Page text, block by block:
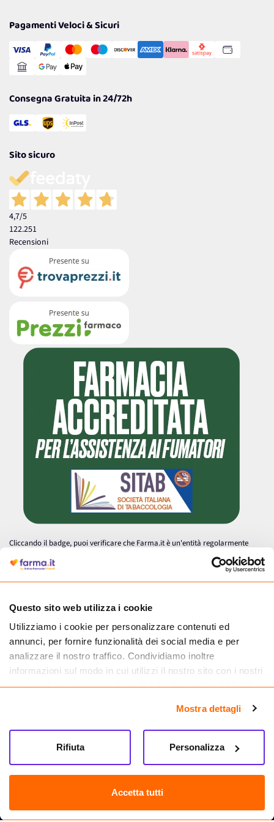
Questo sito web utilizza i cookie
Utilizziamo i cookie per personalizzare contenuti ed
annunci, per fornire funzionalità dei social media e per
analizzare il nostro traffico. Condividiamo inoltre
informazioni sul modo in cui utilizzi il nostro sito con i nostri
partner che si occupano di analisi dei dati web, pubblicità e
informazioni che hai fornito loro o che hanno raccolto dal
tuo utilizzo dei loro servizi.
Mostra dettagli
Accetta tutti
Personalizza
Rifiuta
Cookie Policy
Gestisci Cookie
Reso Facile e Veloce
Pagamenti Veloci & Sicuri
Consegna Gratuita in 24/72h
Sito sicuro
4,7/5
122.251
Recensioni
Cliccando il badge, puoi verificare che Farma.it è un'entità regolarmente
autorizzata dal Ministero della Salute a effettuare la vendita online di
medicinali.
Farma.it S.a.s. P. IVA 07417261216 REA: NA-884088
CREDITS
Sede legale Via delle Repubbliche Marinare 128, 80147 Napoli